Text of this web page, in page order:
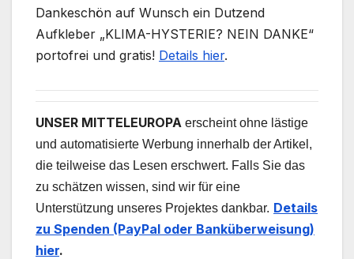
Dankeschön auf Wunsch ein Dutzend
Aufkleber „KLIMA-HYSTERIE? NEIN DANKE“
portofrei und gratis! Details hier.
UNSER MITTELEUROPA erscheint ohne lästige
und automatisierte Werbung innerhalb der Artikel,
die teilweise das Lesen erschwert. Falls Sie das
zu schätzen wissen, sind wir für eine
Unterstützung unseres Projektes dankbar. Details
zu Spenden (PayPal oder Banküberweisung)
hier.